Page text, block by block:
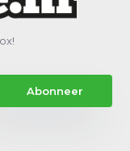
Abonneer